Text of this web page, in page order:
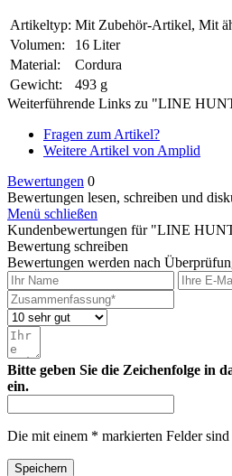
Artikeltyp: Mit Zubehör-Artikel, Mit
Volumen:
16 Liter
Material:
Cordura
Gewicht:
493 g
Weiterführende Links zu "LINE
Fragen zum Artikel?
Weitere Artikel von Amplid
Bewertungen 0
Bewertungen lesen, schreiben und
Menü schließen
Kundenbewertungen für "LINE
Bewertung schreiben
Bewertungen werden nach
Bitte geben Sie die Zeichenfolge in
ein.
Die mit einem * markierten Felder
Speichern